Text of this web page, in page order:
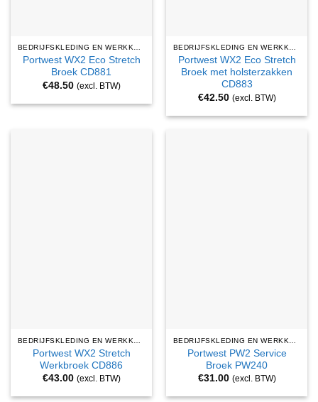
BEDRIJFSKLEDING EN WERKKLEDING
Portwest WX2 Eco Stretch
Broek CD881
€48.50 (excl. BTW)
BEDRIJFSKLEDING EN WERKKLEDING
Portwest WX2 Eco Stretch
Broek met holsterzakken
CD883
€42.50 (excl. BTW)
Portwest WX2 Stretch
Werkbroek CD886
€43.00 (excl. BTW)
Portwest PW2 Service
Broek PW240
€31.00 (excl. BTW)